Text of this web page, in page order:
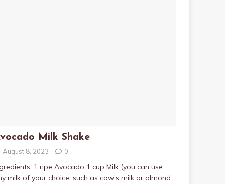
Milk Shake
August 8, 2023 0
1 ripe Avocado 1 cup Milk (you can use
milk of your choice, such as cow’s milk or almond